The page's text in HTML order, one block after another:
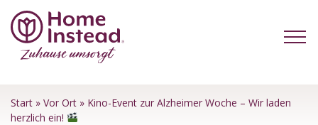
Start » Vor Ort » Kino-Event zur Alzheimer Woche – Wir laden
herzlich ein!